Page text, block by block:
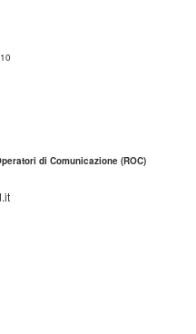
di Comunicazione (ROC)